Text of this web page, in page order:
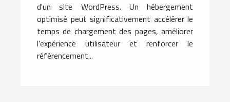
d'un site WordPress. Un hébergement
optimisé peut significativement accélérer le
temps de chargement des pages, améliorer
l'expérience utilisateur et renforcer le
référencement...